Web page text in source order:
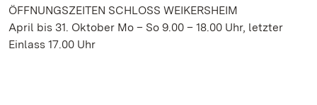
ÖFFNUNGSZEITEN SCHLOSS WEIKERSHEIM
April bis 31. Oktober Mo – So 9.00 – 18.00 Uhr, letzter
Einlass 17.00 Uhr